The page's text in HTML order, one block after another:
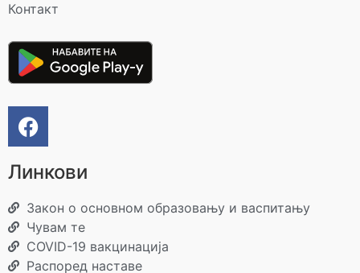
Контакт
Линкови
Закон о основном образовању и васпитању
Чувам те
COVID-19 вакцинација
Распоред наставе